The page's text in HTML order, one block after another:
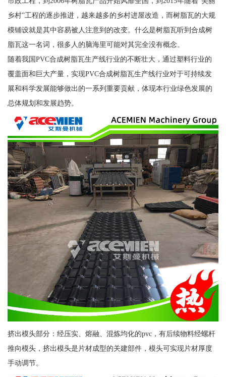
乡村”工程的逐步推进，越来越多的乡村进屋改造，而树脂瓦的大规
模铺设就是其中容易被人注意到的改变。什么是树脂瓦听到合成树
脂瓦这一名词，很多人的脑海里可能对其完全没有概念。
随着我国PVC合成树脂瓦生产线行业的不断壮大，通过塑料行业的
覆盖面和巨大产量，实现PVC合成树脂瓦生产线行业对于可持续发
展和科学发展能够做出的一系列重要贡献，体现本行业绿色发展的
总体规划和发展趋势。
挤出模头部分：经压实、熔融、混炼均化的pvc，有后续物料经螺杆
推向模头，挤出模头是片材成型的关建部件，模头可实现片材厚度
手动调节。